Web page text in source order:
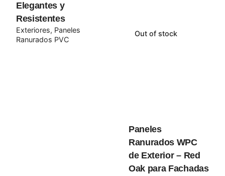
Elegantes y
Resistentes
Exteriores Paneles
Ranurados PVC
Out of stock
Paneles
Ranurados WPC
de Exterior – Red
Oak para Fachadas